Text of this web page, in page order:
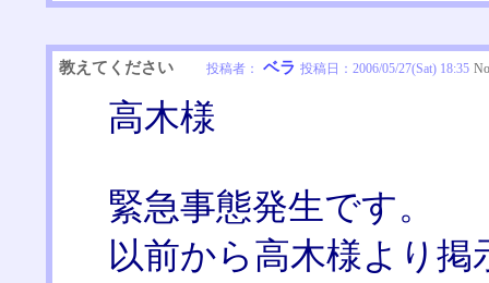
教えてください 投稿者： ベラ 投稿日： 2006/05/27(Sat) 18:35
高木様
緊急事態発生です。
以前から高木様より